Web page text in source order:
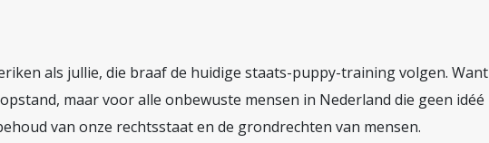
als jullie, die braaf de huidige staats-puppy-training volgen. Want
maar voor alle onbewuste mensen in Nederland die geen idéé
van onze rechtsstaat en de grondrechten van mensen.